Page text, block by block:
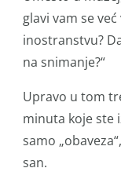
glavi vam se
inostranstvu?
na snimanje?“
Upravo u tom
minuta koje ste
samo
san.